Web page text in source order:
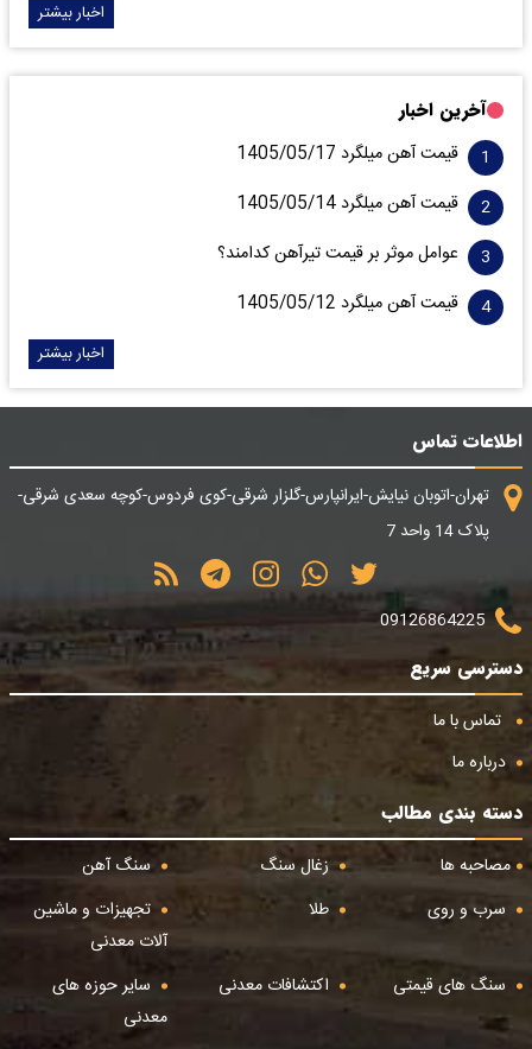
اخبار بیشتر
آخرین اخبار
قیمت آهن میلگرد 1405/05/17
قیمت آهن میلگرد 1405/05/14
عوامل موثر بر قیمت تیرآهن کدامند؟
قیمت آهن میلگرد 1405/05/12
اخبار بیشتر
اطلاعات تماس
تهران-اتوبان نیایش-ایرانپارس-گلزار شرقی-کوی فردوس-کوچه سعدی شرقی-
پلاک 14 واحد 7
09126864225
دسترسی سریع
تماس با ما
درباره ما
دسته بندی مطالب
مصاحبه ها
زغال سنگ
سنگ آهن
سرب و روی
طلا
تجهیزات و ماشین
آلات معدنی
سنگ های قیمتی
اکتشافات معدنی
سایر حوزه های
معدنی